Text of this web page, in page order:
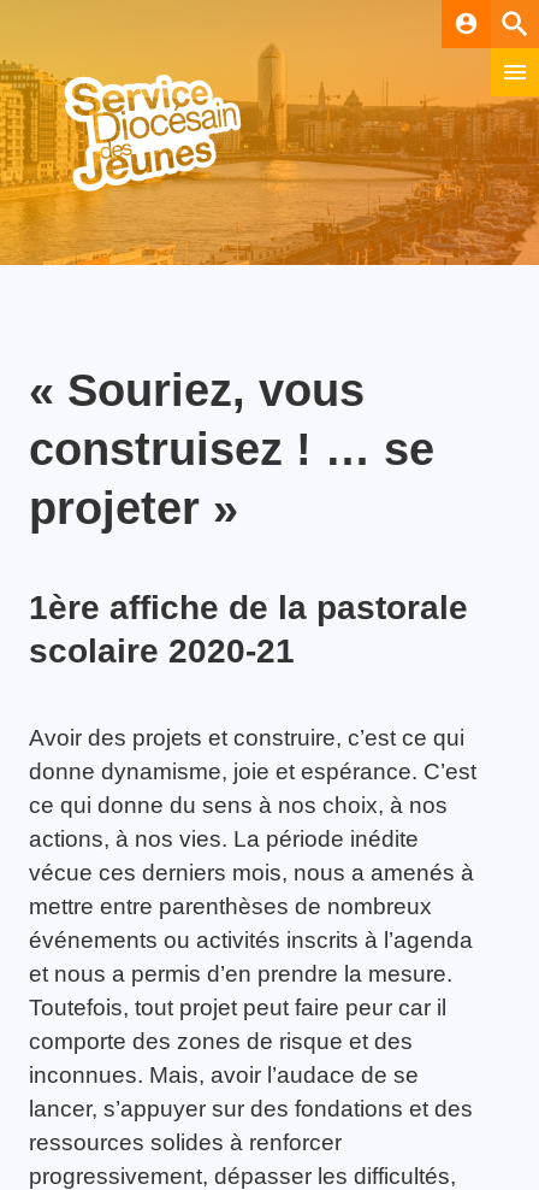
account_circle
« Souriez, vous
construisez ! … se
projeter »
1ère affiche de la pastorale
scolaire 2020-21
Avoir des projets et construire, c’est ce qui
donne dynamisme, joie et espérance. C’est
ce qui donne du sens à nos choix, à nos
actions, à nos vies. La période inédite
vécue ces derniers mois, nous a amenés à
mettre entre parenthèses de nombreux
événements ou activités inscrits à l’agenda
et nous a permis d’en prendre la mesure.
Toutefois, tout projet peut faire peur car il
comporte des zones de risque et des
inconnues. Mais, avoir l’audace de se
lancer, s’appuyer sur des fondations et des
ressources solides à renforcer
progressivement, dépasser les difficultés,